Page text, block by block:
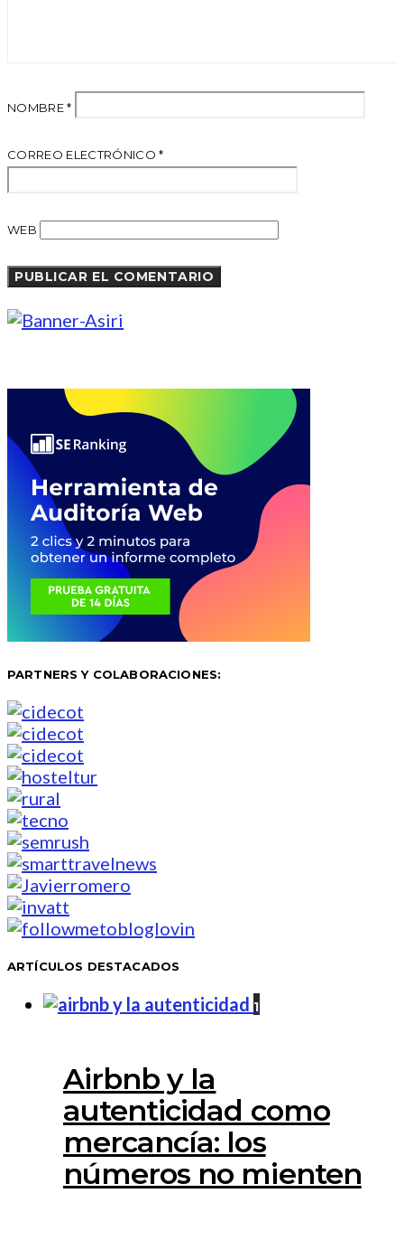
NOMBRE*
CORREO ELECTRÓNICO*
WEB
PARTNERS Y COLABORACIONES:
ARTÍCULOS DESTACADOS
1
Airbnb y la
autenticidad como
mercancía: los
números no mienten